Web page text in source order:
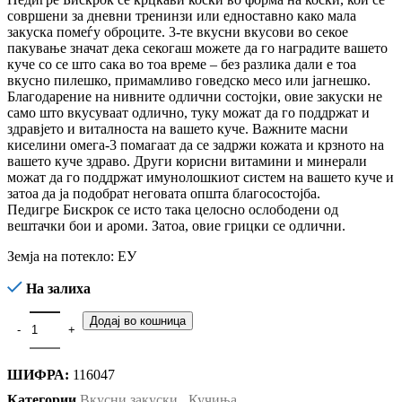
совршени за дневни тренинзи или едноставно како мала
закуска помеѓу оброците. 3-те вкусни вкусови во секое
пакување значат дека секогаш можете да го наградите вашето
куче со се што сака во тоа време – без разлика дали е тоа
вкусно пилешко, примамливо говедско месо или јагнешко.
Благодарение на нивните одлични состојки, овие закуски не
само што вкусуваат одлично, туку можат да го поддржат и
здравјето и виталноста на вашето куче. Важните масни
киселини омега-3 помагаат да се задржи кожата и крзното на
вашето куче здраво. Други корисни витамини и минерали
можат да го поддржат имунолошкиот систем на вашето куче и
затоа да ја подобрат неговата општа благосостојба.
Педигре Бискрок се исто така целосно ослободени од
вештачки бои и ароми. Затоа, овие грицки се одлични.
Земја на потекло: ЕУ
На залиха
Додај во кошница
ШИФРА: 116047